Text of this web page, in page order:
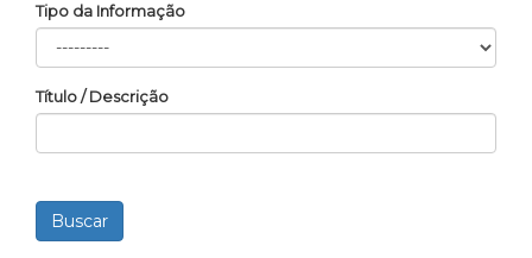
Tipo da Informação
Título / Descrição